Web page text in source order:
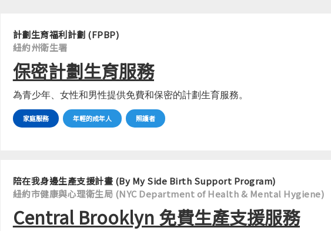
計劃生育福利計劃 (FPBP)
紐約州衛生署
保密計劃生育服務
為青少年、女性和男性提供免費和保密的計劃生育服務。
家庭服務 年輕的成年人 照護者
陪在我身邊生產支援計畫 (By My Side Birth Support Program)
紐約市健康與心理衛生局 (NYC Department of Health & Mental Hygiene)
Central Brooklyn 免費生產支援服務